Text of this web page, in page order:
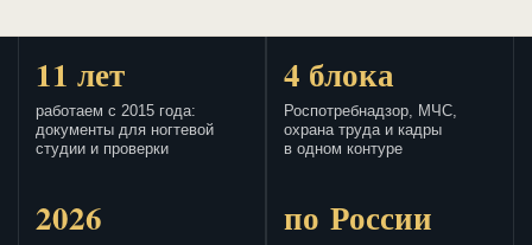
11 лет
работаем с 2015 года:
документы для ногтевой
студии и проверки
4 блока
Роспотребнадзор, МЧС,
охрана труда и кадры
в одном контуре
2026 по России